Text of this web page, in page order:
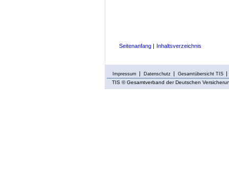
Seitenanfang Inhaltsverzeichnis
Impressum Datenschutz Gesamtübersicht TIS
TIS © Gesamtverband der Deutschen